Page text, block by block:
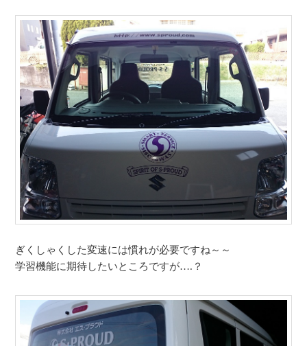
ぎくしゃくした変速には慣れが必要ですね～～
学習機能に期待したいところですが….？